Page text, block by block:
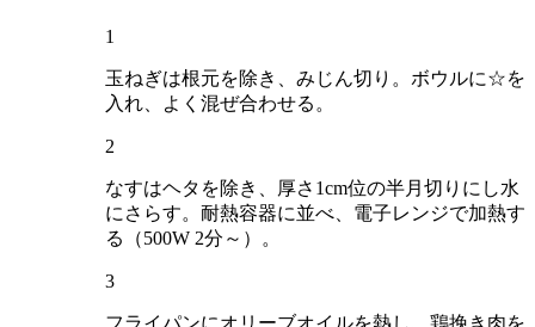
1
玉ねぎは根元を除き、みじん切り。ボウルに☆を
入れ、よく混ぜ合わせる。
2
なすはヘタを除き、厚さ1cm位の半月切りにし水
にさらす。耐熱容器に並べ、電子レンジで加熱す
る（500W 2分～）。
3
フライパンにオリーブオイルを熱し、鶏挽き肉を